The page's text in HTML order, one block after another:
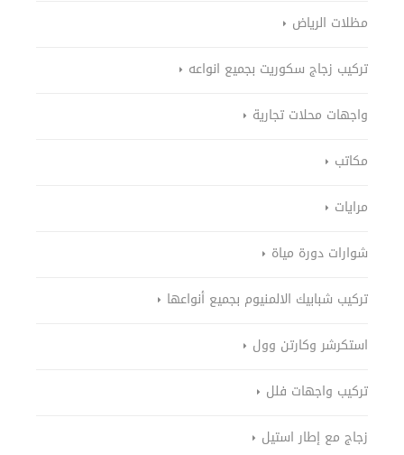
مظلات الرياض
تركيب زجاج سكوريت بجميع انواعه
واجهات محلات تجارية
مكاتب
مرايات
شوارات دورة مياة
تركيب شبابيك الالمنيوم بجميع أنواعها
استكرشر وكارتن وول
تركيب واجهات فلل
زجاج مع إطار استيل